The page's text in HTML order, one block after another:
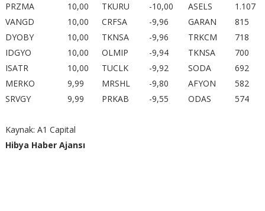
PRZMA
10,00 TKURU -10,00 ASELS
1.107
VANGD
10,00 CRFSA -9,96 GARAN
815
DYOBY
10,00 TKNSA -9,96 TRKCM
718
IDGYO
10,00 OLMIP -9,94 TKNSA
700
ISATR
10,00 TUCLK -9,92 SODA
692
MERKO
9,99 MRSHL -9,80 AFYON
582
SRVGY
9,99 PRKAB -9,55 ODAS 574
Kaynak: A1 Capital
Hibya Haber Ajansı